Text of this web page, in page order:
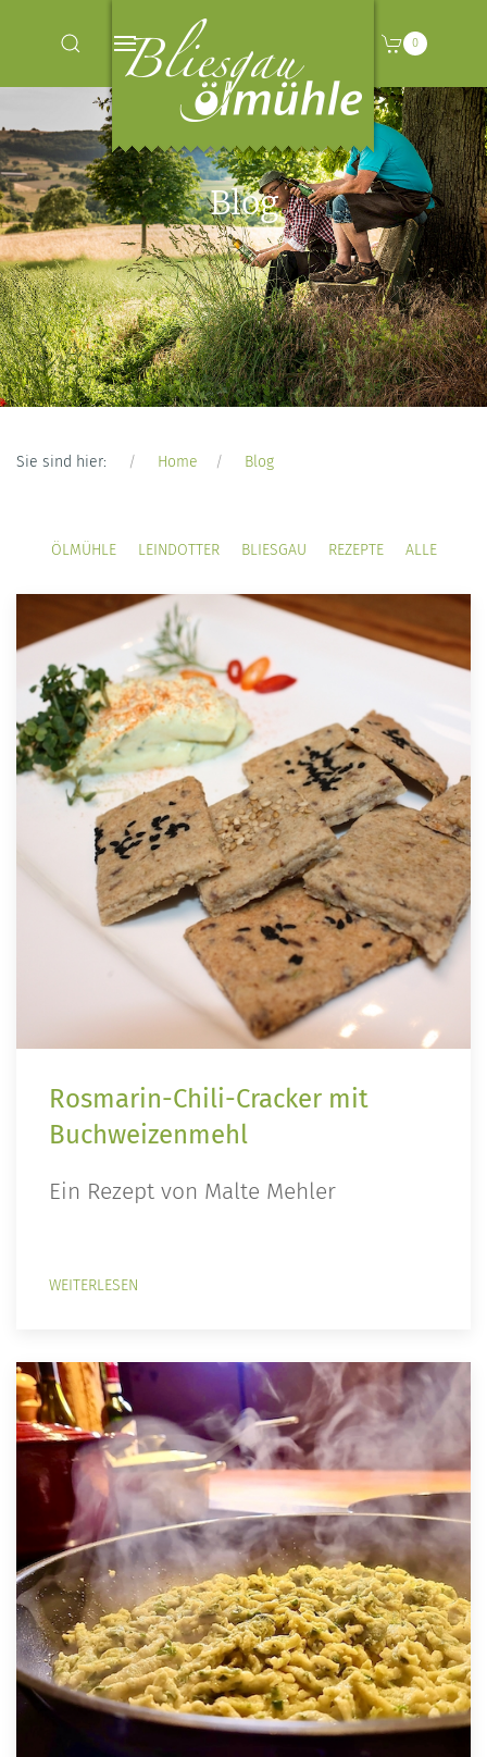
0
Blog
Sie sind hier: Home Blog
ÖLMÜHLE LEINDOTTER BLIESGAU REZEPTE ALLE
Rosmarin-Chili-Cracker mit
Buchweizenmehl
Ein Rezept von Malte Mehler
WEITERLESEN